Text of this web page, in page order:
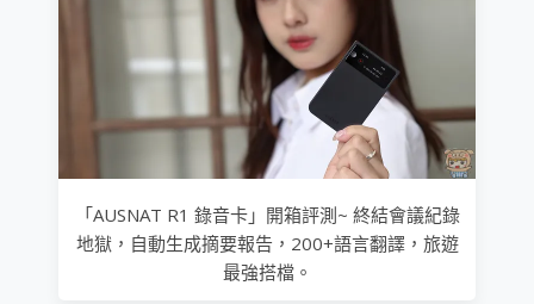
「AUSNAT R1 錄音卡」開箱評測~ 終結會議紀錄
地獄，自動生成摘要報告，200+語言翻譯，旅遊
最強搭檔。